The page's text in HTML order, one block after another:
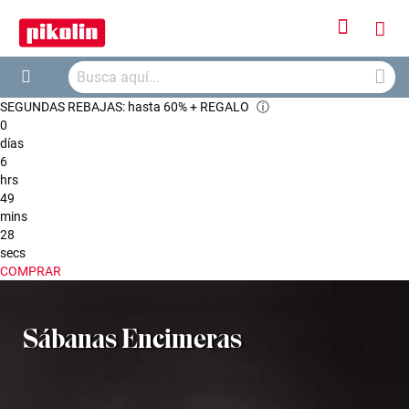
Iniciar
Buscar
SEGUNDAS REBAJAS: hasta 60% + REGALO ⓘ
0
días
6
hrs
49
mins
28
secs
COMPRAR
Sábanas Encimeras